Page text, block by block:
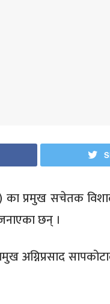
का प्रमुख सचेतक
छन् ।